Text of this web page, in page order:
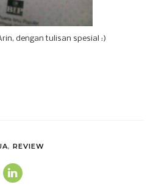
dengan tulisan spesial :)
, REVIEW